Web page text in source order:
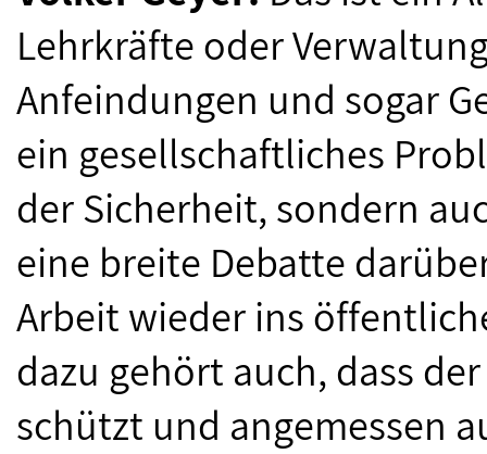
Lehrkräfte oder
Anfeindungen und sogar
ein gesellschaftliches
der Sicherheit, sondern
eine breite Debatte
Arbeit wieder ins
dazu gehört auch, dass
schützt und angemessen